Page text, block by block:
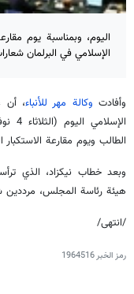
اليوم، وبمناسبة يوم
الإسلامي في البرلمان
وأفادت وكالة مهر للأنباء، أن
الطالب ويوم مقارعة الاستكبار
وبعد خطاب نيكزاد، الذي
هيئة رئاسة المجلس، مرددين
/انتهى/
رمز الخبر1964516